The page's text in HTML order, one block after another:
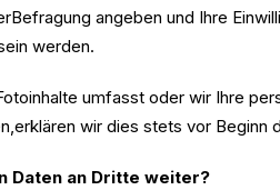
angeben und Ihre
werden.
umfasst oder wir Ihre
wir dies stets vor Beginn
Daten an Dritte weiter?